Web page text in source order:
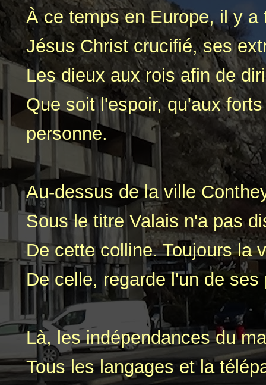
À ce temps en Europe, il y
Jésus Christ crucifié, ses
Les dieux aux rois afin de
Que soit l'espoir, qu'aux
personne.
Au-dessus de la ville
Sous le titre Valais n'a pas
De cette colline. Toujours la
De celle, regarde l'un de
Là, les indépendances du
Tous les langages et la